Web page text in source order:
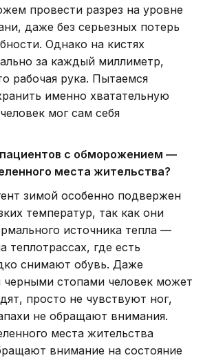
провести разрез на уровне
даже без серьезных потерь
Однако на кистях
за каждый миллиметр,
рабочая рука. Пытаемся
именно хватательную
мог сам себя
с обморожением —
места жительства?
зимой особенно подвержен
температур, так как они
источника тепла —
теплотрассах, где есть
снимают обувь. Даже
стопами человек может
просто не чувствуют ног,
не обращают внимания.
места жительства
внимание на состояние